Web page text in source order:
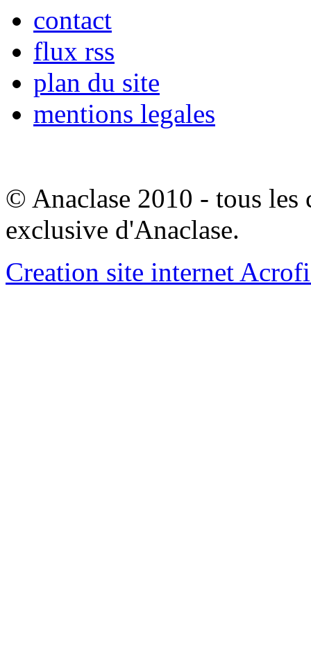
contact
flux rss
plan du site
mentions legales
© Anaclase 2010 - tous les
exclusive d'Anaclase.
Creation site internet